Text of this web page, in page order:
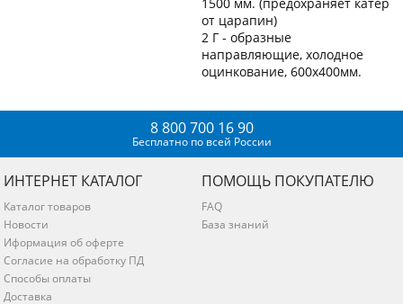
от царапин)
2 Г - образные
направляющие, холодное
оцинкование, 600х400мм.
8 800 700 16 90
Бесплатно по всей России
ИНТЕРНЕТ КАТАЛОГ
Каталог товаров
Новости
Иформация об оферте
Согласие на обработку ПД
Способы оплаты
Доставка
ПОМОЩЬ ПОКУПАТЕЛЮ
FAQ
База знаний